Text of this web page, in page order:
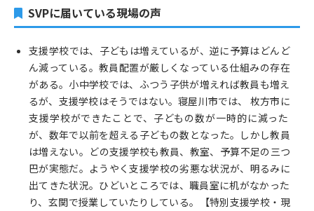
SVPに届いている現場の声
支援学校では、子どもは増えているが、逆に予算はどんど
ん減っている。教員配置が厳しくなっている仕組みの存在
がある。小中学校では、ふつう子供が増えれば教員も増え
るが、支援学校はそうではない。寝屋川市では、 枚方市に
支援学校ができたことで、子どもの数が一時的に減った
が、数年で以前を超える子どもの数となった。しかし教員
は増えない。どの支援学校も教員、教室、予算不足の三つ
巴が実態だ。ようやく支援学校の劣悪な状況が、明るみに
出てきた状況。ひどいところでは、職員室に机がなかった
り、玄関で授業していたりしている。【特別支援学校・現